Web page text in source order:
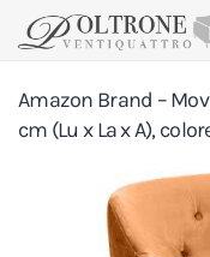
Amazon Brand –
cm (Lu x La x A),